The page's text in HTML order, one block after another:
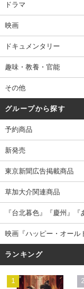
ドラマ
映画
ドキュメンタリー
趣味・教養・官能
その他
グループから探す
予約商品
新発売
東京新聞広告掲載商品
草加大介関連商品
『台北暮色』『慶州』
映画『ハッピー・オール
ランキング
1 2